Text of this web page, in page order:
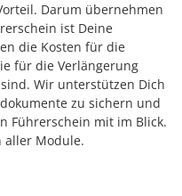
Darum übernehmen
ist Deine
die Kosten für die
für die Verlängerung
Wir unterstützen Dich
zu sichern und
Führerschein mit im Blick.
aller Module.